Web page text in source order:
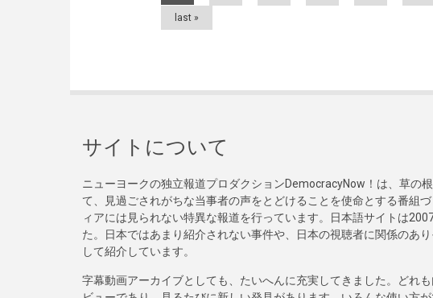
last »
サイトについて
ニューヨークの独立報道プロダクションDemocracyNow！は、草の
て、見過ごされがちな当事者の声をとどけることを使命とする番組
ィアには見られない特異な報道を行っています。日本語サイトは
た。日本ではあまり紹介されない事件や、日本の視聴者に関係のあ
して紹介しています。
字幕動画アーカイブとしても、たいへんに充実してきました。どれ